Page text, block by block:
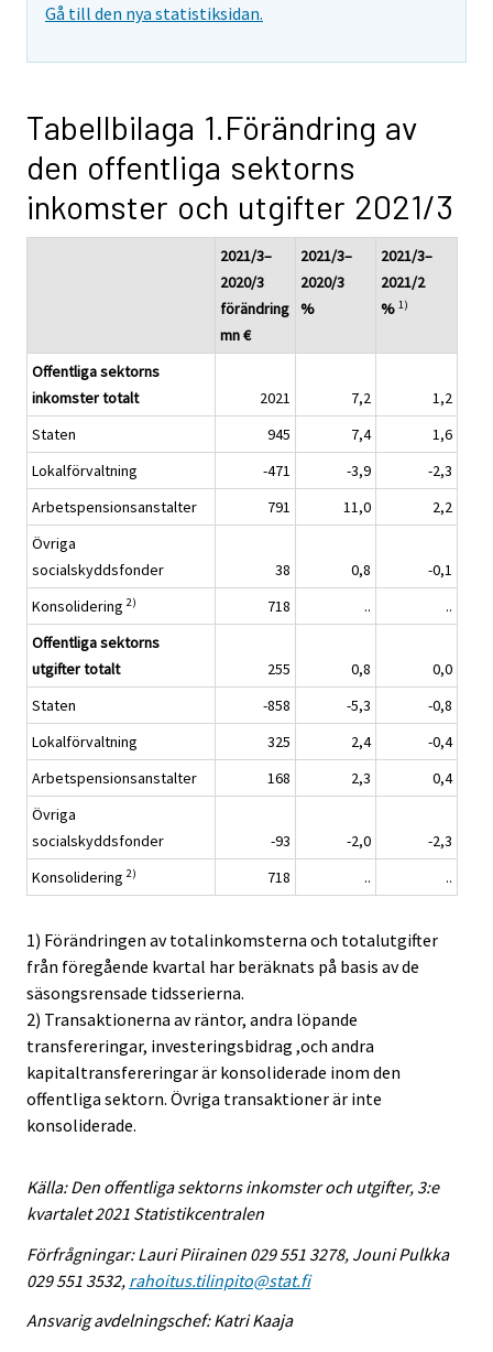
Gå till den nya statistiksidan.
Tabellbilaga 1.Förändring av
den offentliga sektorns
inkomster och utgifter 2021/3
2021/3–
2020/3
förändring
mn €
2021/3–
2020/3
%
2021/3–
2021/2
% 1)
Offentliga sektorns
inkomster totalt
2021 7,2
1,2
Staten
945 7,4
1,6
Lokalförvaltning
-471 -3,9
-2,3
Arbetspensionsanstalter
791 11,0
2,2
Övriga
socialskyddsfonder
38 0,8
-0,1
Konsolidering 2) 718 ..
..
Offentliga sektorns
utgiftertotalt 255 0,8
0,0
Staten
-858 -5,3
-0,8
Lokalförvaltning
325 2,4
-0,4
Arbetspensionsanstalter
168 2,3
0,4
Övriga
socialskyddsfonder
-93 -2,0
-2,3
Konsolidering 2) 718 .. ..
1) Förändringen av totalinkomsterna och totalutgifter
från föregående kvartal har beräknats på basis av de
säsongsrensade tidsserierna.
2) Transaktionerna av räntor, andra löpande
transfereringar, investeringsbidrag ,och andra
kapitaltransfereringar är konsoliderade inom den
offentliga sektorn. Övriga transaktioner är inte
konsoliderade.
Källa: Den offentliga sektorns inkomster och utgifter, 3:e
kvartalet 2021 Statistikcentralen
Förfrågningar: Lauri Piirainen 029 551 3278, Jouni Pulkka
029 551 3532, rahoitus.tilinpito@stat.fi
Ansvarig avdelningschef: Katri Kaaja